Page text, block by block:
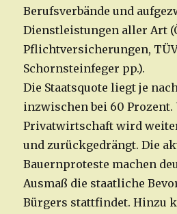
Berufsverbände und
Dienstleistungen aller Art
Pflichtversicherungen,
Schornsteinfeger pp.).
Die Staatsquote liegt je
inzwischen bei 60 Prozent.
Privatwirtschaft wird
und zurückgedrängt. Die
Bauernproteste machen
Ausmaß die staatliche
Bürgers stattfindet. Hinzu